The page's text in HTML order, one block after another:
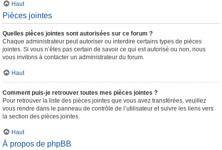
Haut
Pièces jointes
Quelles pièces jointes sont autorisées sur ce forum ?
Chaque administrateur peut autoriser ou interdire certains types de pièces
jointes. Si vous n’êtes pas certain de savoir ce qui est autorisé ou non, nous
vous invitons à contacter un administrateur du forum.
Haut
Comment puis-je retrouver toutes mes pièces jointes ?
Pour retrouver la liste des pièces jointes que vous avez transférées, veuillez
vous rendre dans le panneau de contrôle de l’utilisateur et suivre les liens vers
la section des pièces jointes.
Haut
À propos de phpBB